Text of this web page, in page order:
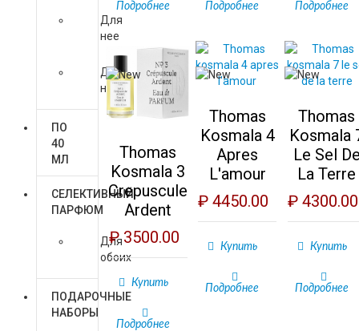
Для
нее
Для
него
ПО
40
МЛ
СЕЛЕКТИВНЫЙ
ПАРФЮМ
Для
обоих
ПОДАРОЧНЫЕ
НАБОРЫ
Подробнее Подробнее Подробнее
Thomas
Kosmala 3
Crepuscule
Ardent
₽ 3500.00
Купить
Подробнее
Thomas
Kosmala 4
Apres
L'amour
₽ 4450.00
Купить
Подробнее
Thomas
Kosmala
Le Sel
La Terre
₽ 4300.00
Купить
Подробнее